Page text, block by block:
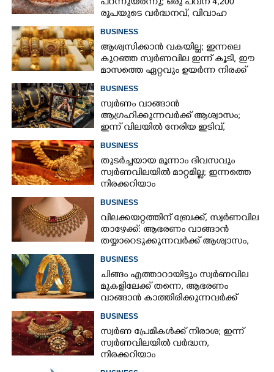
പറന്നുയർന്നു; ഒരു പവന് 4,200
രൂപയുടെ വർദ്ധനവ്, വിവാഹ
BUSINESS
ആശ്വസിക്കാൻ വകയില്ല; ഇന്നലെ
കുറഞ്ഞ സ്വർണവില ഇന്ന് കൂടി, ഈ
മാസത്തെ ഏറ്റവും ഉയർന്ന നിരക്ക്
BUSINESS
സ്വർണം വാങ്ങാൻ
ആഗ്രഹിക്കുന്നവർക്ക് ആശ്വാസം;
ഇന്ന് വിലയിൽ നേരിയ ഇടിവ്,
BUSINESS
തുടർച്ചയായ മൂന്നാം ദിവസവും
സ്വർണവിലയിൽ മാറ്റമില്ല; ഇന്നത്തെ
നിരക്കറിയാം
BUSINESS
വിലക്കയറ്റത്തിന് ബ്രേക്ക്, സ്വർണവില
താഴേക്ക്: ആഭരണം വാങ്ങാൻ
തയ്യാറെടുക്കുന്നവർക്ക് ആശ്വാസം,
BUSINESS
ചിങ്ങം എത്താറായിട്ടും സ്വർണവില
മുകളിലേക്ക് തന്നെ,​ ആഭരണം
വാങ്ങാൻ കാത്തിരിക്കുന്നവർക്ക്
BUSINESS
സ്വർണ പ്രേമികൾക്ക് നിരാശ; ഇന്ന്
സ്വർണവിലയിൽ വർദ്ധന,
നിരക്കറിയാം